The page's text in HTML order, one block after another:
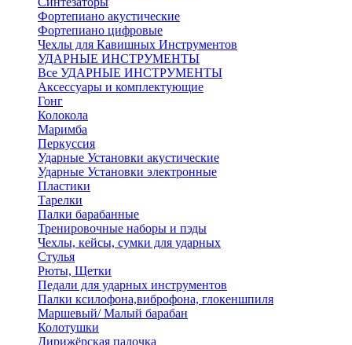
Фортепиано акустические
Фортепиано цифровые
Чехлы для Кавишных Инструментов
УДАРНЫЕ ИНСТРУМЕНТЫ
Все УДАРНЫЕ ИНСТРУМЕНТЫ
Аксессуары и комплектующие
Гонг
Колокола
Маримба
Перкуссия
Ударные Установки акустические
Ударные Установки электронные
Пластики
Тарелки
Палки барабанные
Тренировочные наборы и пэды
Чехлы, кейсы, сумки для ударных
Стулья
Рюты, Щетки
Педали для ударных инструментов
Палки ксилофона,виброфона, глокеншпиля
Маршевый/ Малый барабан
Колотушки
Дирижёрская палочка